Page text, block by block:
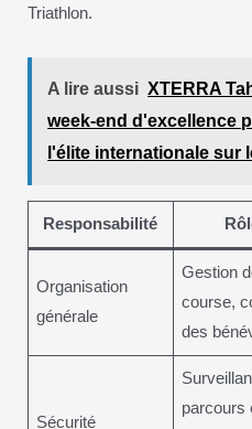
Triathlon.
A lire aussi XTERRA
week-end d'excellence
l'élite internationale sur
Responsabilité
Organisation
générale
Gestion
course,
des
Sécurité
parcours